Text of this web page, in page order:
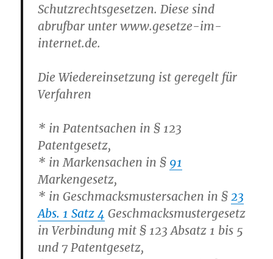
Schutzrechtsgesetzen. Diese sind
abrufbar unter www.gesetze-im-
internet.de.
Die Wiedereinsetzung ist geregelt für
Verfahren
* in Patentsachen in § 123
Patentgesetz,
* in Markensachen in § 91
Markengesetz,
* in Geschmacksmustersachen in §23
Abs. 1 Satz 4 Geschmacksmustergesetz
in Verbindung mit § 123 Absatz 1 bis 5
und 7 Patentgesetz,